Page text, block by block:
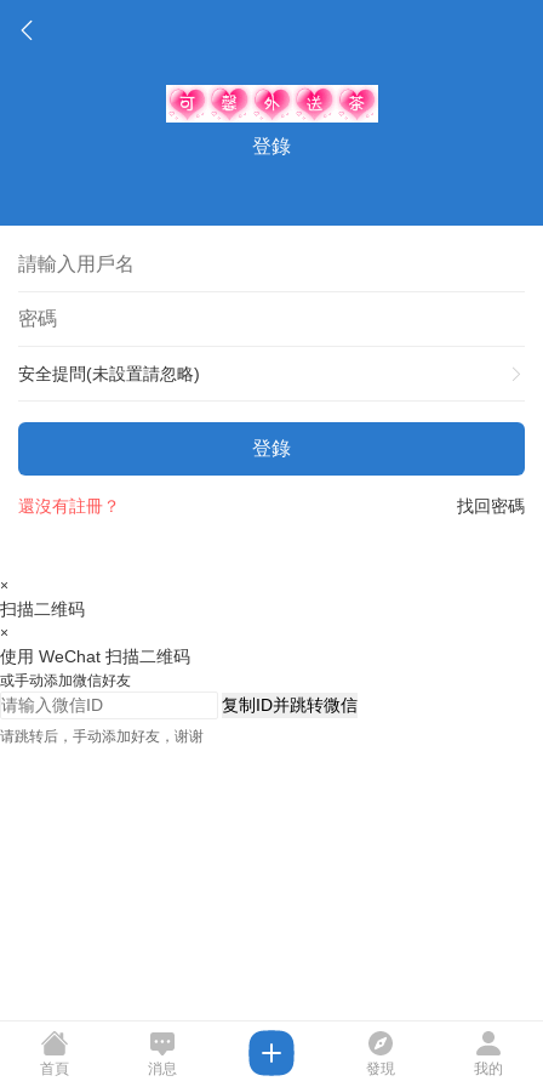
登錄
安全提問(未設置請忽略)
登錄
找回密碼
還沒有註冊？
×
扫描二维码
×
使用 WeChat 扫描二维码
或手动添加微信好友
复制ID并跳转微信
请跳转后，手动添加好友，谢谢
首頁 消息 發現 我的